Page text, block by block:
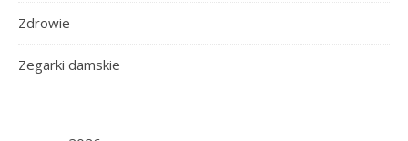
Zdrowie
Zegarki damskie